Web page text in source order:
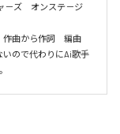
－ズ　オンステ－ジ
作曲から作詞　編曲
いので代わりにAi歌手